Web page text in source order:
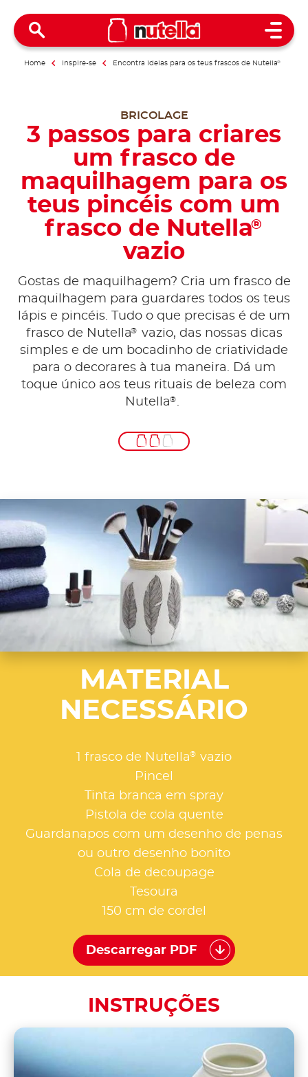
Open
Home Inspire-se Encontra ideias para os teus frascos de Nutella®
BRICOLAGE
3 passos para criares
um frasco de
maquilhagem para os
teus pincéis com um
frasco de Nutella®
vazio
Gostas de maquilhagem? Cria um frasco de
maquilhagem para guardares todos os teus
lápis e pincéis. Tudo o que precisas é de um
frasco de Nutella®
vazio, das nossas dicas
simples e de um bocadinho de criatividade
para o decorares à tua maneira. Dá um
toque único aos teus rituais de beleza com
Nutella®.
MATERIAL
NECESSÁRIO
1 frasco de Nutella® vazio
Pincel
Tinta branca em spray
Pistola de cola quente
Guardanapos com um desenho de penas
ou outro desenho bonito
Cola de decoupage
Tesoura
150 cm de cordel
Descarregar PDF
INSTRUÇÕES